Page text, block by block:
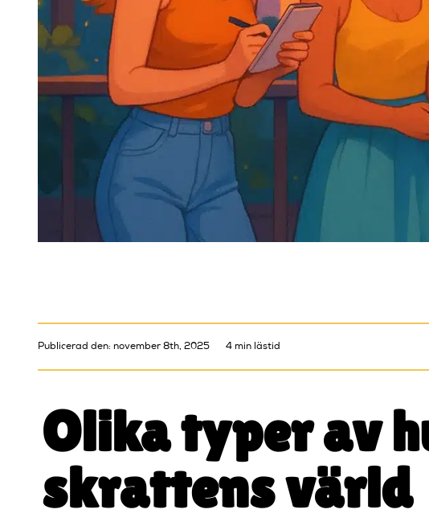
Publicerad den: november 8th, 2025 4 min lästid
Olika typer av
skrattens värld